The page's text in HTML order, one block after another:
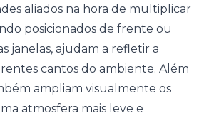
aliados na hora de multiplicar
posicionados de frente ou
janelas, ajudam a refletir a
cantos do ambiente. Além
ampliam visualmente os
atmosfera mais leve e